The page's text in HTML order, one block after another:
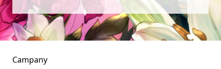
Campany